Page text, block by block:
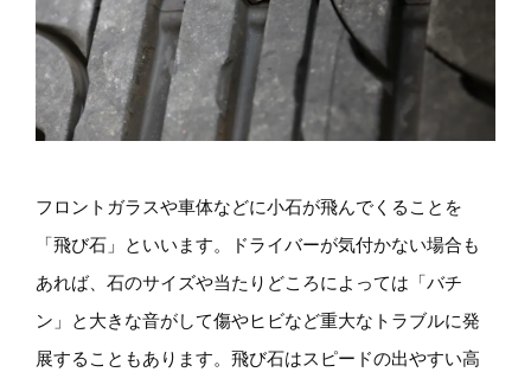
フロントガラスや車体などに小石が飛んでくることを
「飛び石」といいます。ドライバーが気付かない場合も
あれば、石のサイズや当たりどころによっては「バチ
ン」と大きな音がして傷やヒビなど重大なトラブルに発
展することもあります。飛び石はスピードの出やすい高